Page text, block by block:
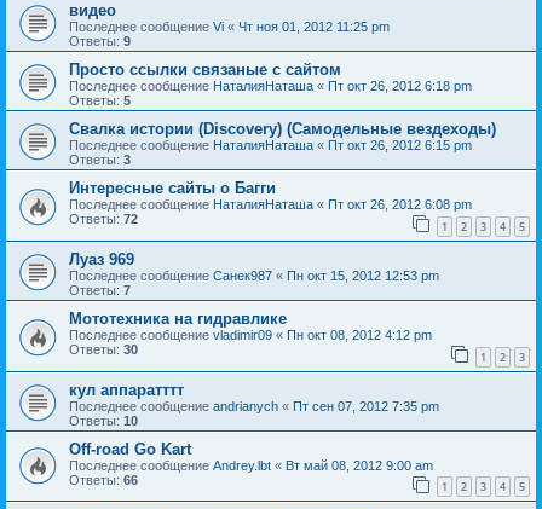
видео
Последнее сообщение Vi « Чт ноя 01, 2012 11:25 pm
Ответы: 9
Просто ссылки связаные с сайтом
Последнее сообщение НаталияНаташа « Пт окт 26, 2012 6:18 pm
Ответы: 5
Свалка истории (Discovery) (Самодельные вездеходы)
Последнее сообщение НаталияНаташа « Пт окт 26, 2012 6:15 pm
Ответы: 3
Интересные сайты о Багги
Последнее сообщение НаталияНаташа « Пт окт 26, 2012 6:08 pm
Ответы: 72 1 2 3 4 5
Луаз 969
Последнее сообщение Санек987 « Пн окт 15, 2012 12:53 pm
Ответы: 7
Мототехника на гидравлике
Последнее сообщение vladimir09 « Пн окт 08, 2012 4:12 pm
Ответы: 30 1 2 3
кул аппаратттт
Последнее сообщение andrianych « Пт сен 07, 2012 7:35 pm
Ответы: 10
Off-road Go Kart
Последнее сообщение Andrey.lbt « Вт май 08, 2012 9:00 am
Ответы: 66 1 2 3 4 5